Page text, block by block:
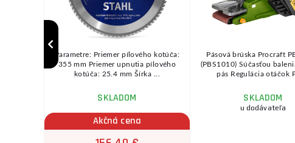
Parametre: Priemer pílového kotúča:
355 mm Priemer upnutia pílového
kotúča: 25.4 mm Šírka ...
SKLADOM
Akčná cena
Pásová brúska Procraft
(PBS1010) Súčasťou
pás Regulácia otáčok
SKLADOM
u dodávateľa